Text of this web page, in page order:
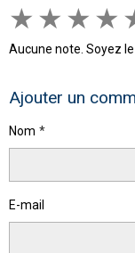
★ ★ ★ ★
Aucune note. Soyez
Ajouter un
Nom
E-mail